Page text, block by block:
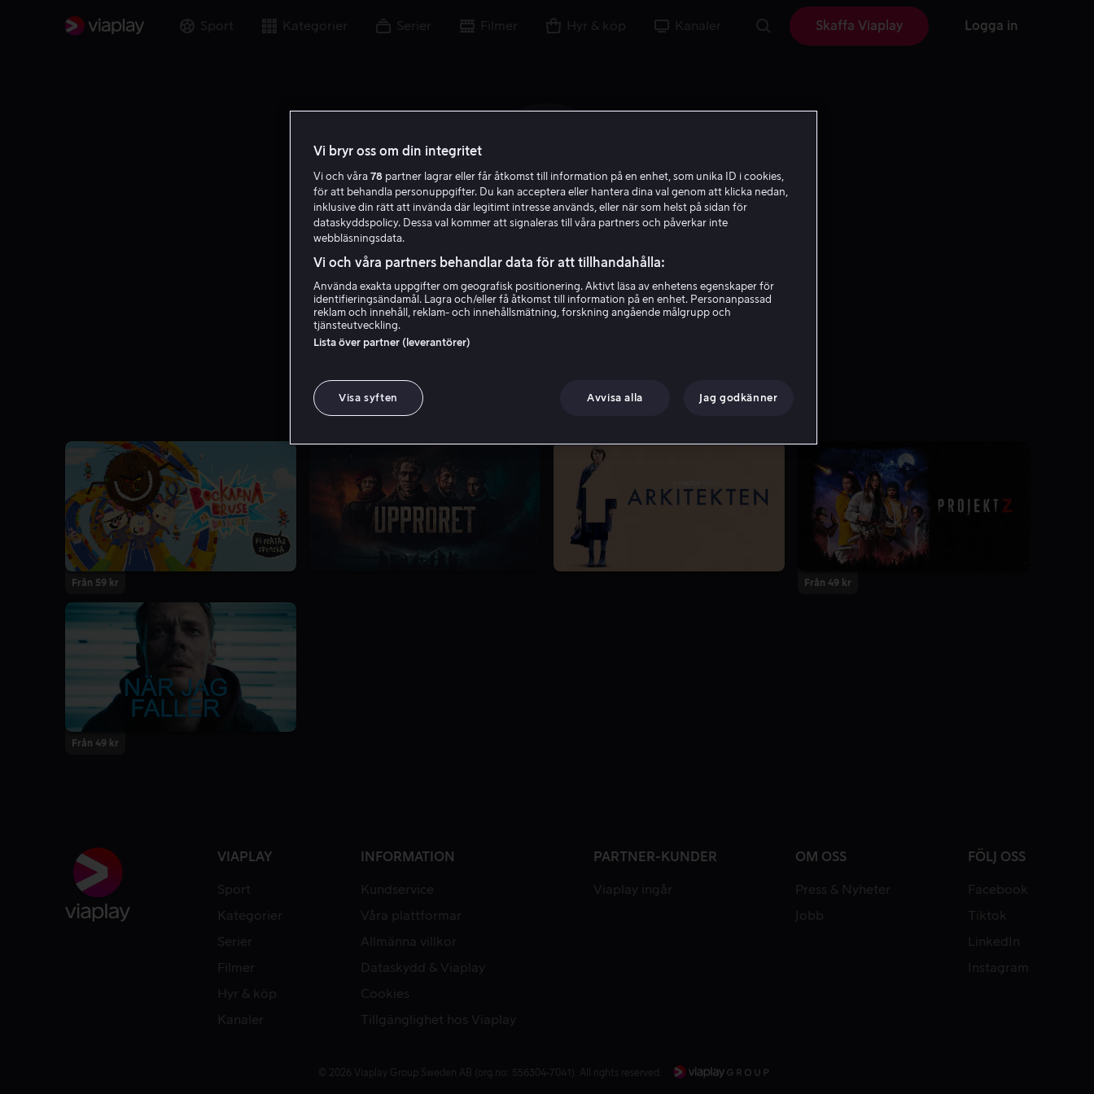
Sport Kategorier Serier Filmer Hyr & köp Kanaler Skaffa Viaplay Logga in
A G
Alexandra Gjerpen
Från 59 kr
7.0
1 Säsong
Från 49 kr
Från 49 kr
VIAPLAY
Sport
Kategorier
Serier
Filmer
Hyr & köp
Kanaler
INFORMATION
Kundservice
Våra plattformar
Allmänna villkor
Dataskydd & Viaplay
Cookies
Tillgänglighet hos Viaplay
PARTNER-KUNDER
Viaplay ingår
OM OSS
Press & Nyheter
Jobb
FÖLJ OSS
Facebook
Tiktok
LinkedIn
Instagram
© 2026 Viaplay Group Sweden AB (org.no: 556304-7041). All rights reserved.
Vi bryr oss om din integritet
Vi och våra 78 partner lagrar eller får åtkomst till information på en enhet, som unika ID i cookies,
för att behandla personuppgifter. Du kan acceptera eller hantera dina val genom att klicka nedan,
inklusive din rätt att invända där legitimt intresse används, eller när som helst på sidan för
dataskyddspolicy. Dessa val kommer att signaleras till våra partners och påverkar inte
webbläsningsdata.
Vi och våra partners behandlar data för att tillhandahålla:
Använda exakta uppgifter om geografisk positionering. Aktivt läsa av enhetens egenskaper för
identifieringsändamål. Lagra och/eller få åtkomst till information på en enhet. Personanpassad
reklam och innehåll, reklam- och innehållsmätning, forskning angående målgrupp och
tjänsteutveckling.
Lista över partner (leverantörer)
Visa syften Avvisa alla Jag godkänner